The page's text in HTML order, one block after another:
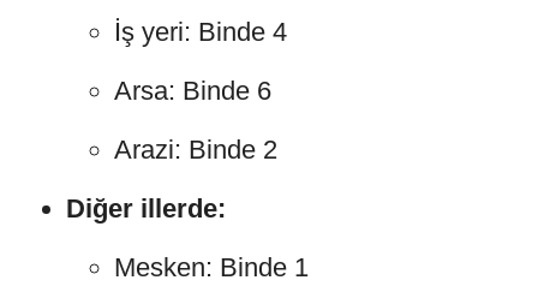
İş yeri: Binde 4
Arsa: Binde 6
Arazi: Binde 2
Diğer illerde:
Mesken: Binde 1